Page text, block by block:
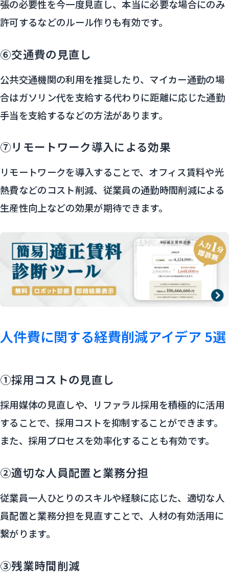
張の必要性を今一度見直し、本当に必要な場合にのみ
許可するなどのルール作りも有効です。
⑥交通費の見直し
公共交通機関の利用を推奨したり、マイカー通勤の場
合はガソリン代を支給する代わりに距離に応じた通勤
手当を支給するなどの方法があります。
⑦リモートワーク導入による効果
リモートワークを導入することで、オフィス賃料や光
熱費などのコスト削減、従業員の通勤時間削減による
生産性向上などの効果が期待できます。
人件費に関する経費削減アイデア 5選
①採用コストの見直し
採用媒体の見直しや、リファラル採用を積極的に活用
することで、採用コストを抑制することができます。
また、採用プロセスを効率化することも有効です。
②適切な人員配置と業務分担
従業員一人ひとりのスキルや経験に応じた、適切な人
員配置と業務分担を見直すことで、人材の有効活用に
繋がります。
③残業時間削減